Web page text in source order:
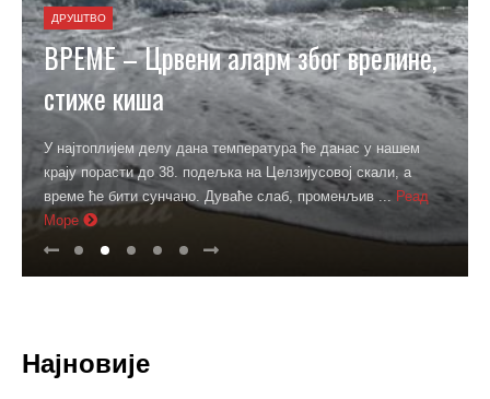
ДРУШТВО
ВРЕМЕ – Црвени аларм због врелине,
стиже киша
У најтоплијем делу дана температура ће данас у нашем
крају порасти до 38. подељка на Целзијусовој скали, а
време ће бити сунчано. Дуваће слаб, променљив ... Реад
Море
Најновије